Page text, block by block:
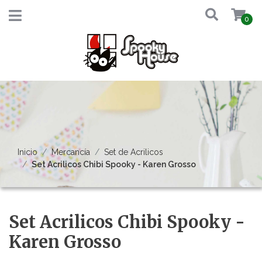
0
Inicio Mercancía
Set de Acrilicos
Set Acrilicos Chibi Spooky - Karen Grosso
Set Acrilicos Chibi Spooky -
Karen Grosso